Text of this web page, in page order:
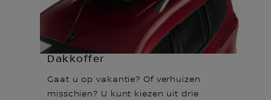
Dakkoffer
Gaat u op vakantie? Of verhuizen
misschien? U kunt kiezen uit drie